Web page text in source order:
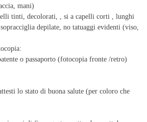
mani)
tinti, decolorati, , si a capelli corti , lunghi
depilate, no tatuaggi evidenti (viso,
o passaporto (fotocopia fronte /retro)
lo stato di buona salute (per coloro che